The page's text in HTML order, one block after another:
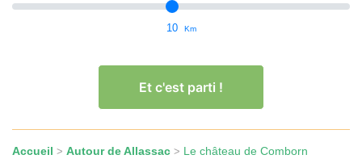
10 Km
Et c'est parti !
Accueil > Autour de Allassac > Le château de Comborn